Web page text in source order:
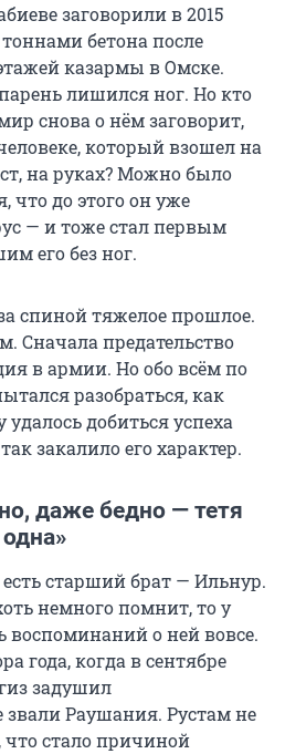
заговорили в 2015
бетона после
казармы в Омске.
лишился ног. Но кто
снова о нём заговорит,
который взошел на
на руках? Можно было
что до этого он уже
— и тоже стал первым
его без ног.
спиной тяжелое прошлое.
Сначала предательство
в армии. Но обо всём по
разобраться, как
добиться успеха
закалило его характер.
даже бедно — тетя
старший брат — Ильнур.
немного помнит, то у
воспоминаний о ней вовсе.
года, когда в сентябре
задушил
Раушания. Рустам не
что стало причиной